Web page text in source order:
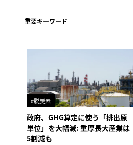
重要キーワード
#脱炭素
政府、GHG算定に使う「排出原
単位」を大幅減: 重厚長大産業は
5割減も